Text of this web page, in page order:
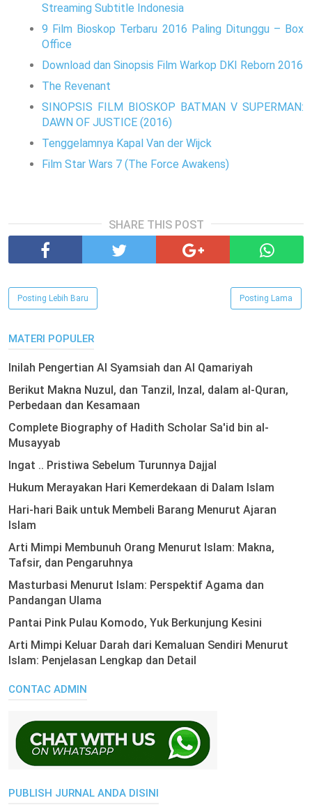
Streaming Subtitle Indonesia
9 Film Bioskop Terbaru 2016 Paling Ditunggu – Box
Office
Download dan Sinopsis Film Warkop DKI Reborn 2016
The Revenant
SINOPSIS FILM BIOSKOP BATMAN V SUPERMAN:
DAWN OF JUSTICE (2016)
Tenggelamnya Kapal Van der Wijck
Film Star Wars 7 (The Force Awakens)
SHARE THIS POST
Posting Lebih Baru Posting Lama
MATERI POPULER
Inilah Pengertian Al Syamsiah dan Al Qamariyah
Berikut Makna Nuzul, dan Tanzil, Inzal, dalam al-Quran,
Perbedaan dan Kesamaan
Complete Biography of Hadith Scholar Sa'id bin al-
Musayyab
Ingat .. Pristiwa Sebelum Turunnya Dajjal
Hukum Merayakan Hari Kemerdekaan di Dalam Islam
Hari-hari Baik untuk Membeli Barang Menurut Ajaran
Islam
Arti Mimpi Membunuh Orang Menurut Islam: Makna,
Tafsir, dan Pengaruhnya
Masturbasi Menurut Islam: Perspektif Agama dan
Pandangan Ulama
Pantai Pink Pulau Komodo, Yuk Berkunjung Kesini
Arti Mimpi Keluar Darah dari Kemaluan Sendiri Menurut
Islam: Penjelasan Lengkap dan Detail
CONTAC ADMIN
PUBLISH JURNAL ANDA DISINI